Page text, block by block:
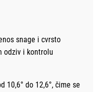
snage i cvrsto
odziv i kontrolu
10,6° do 12,6°, čime se